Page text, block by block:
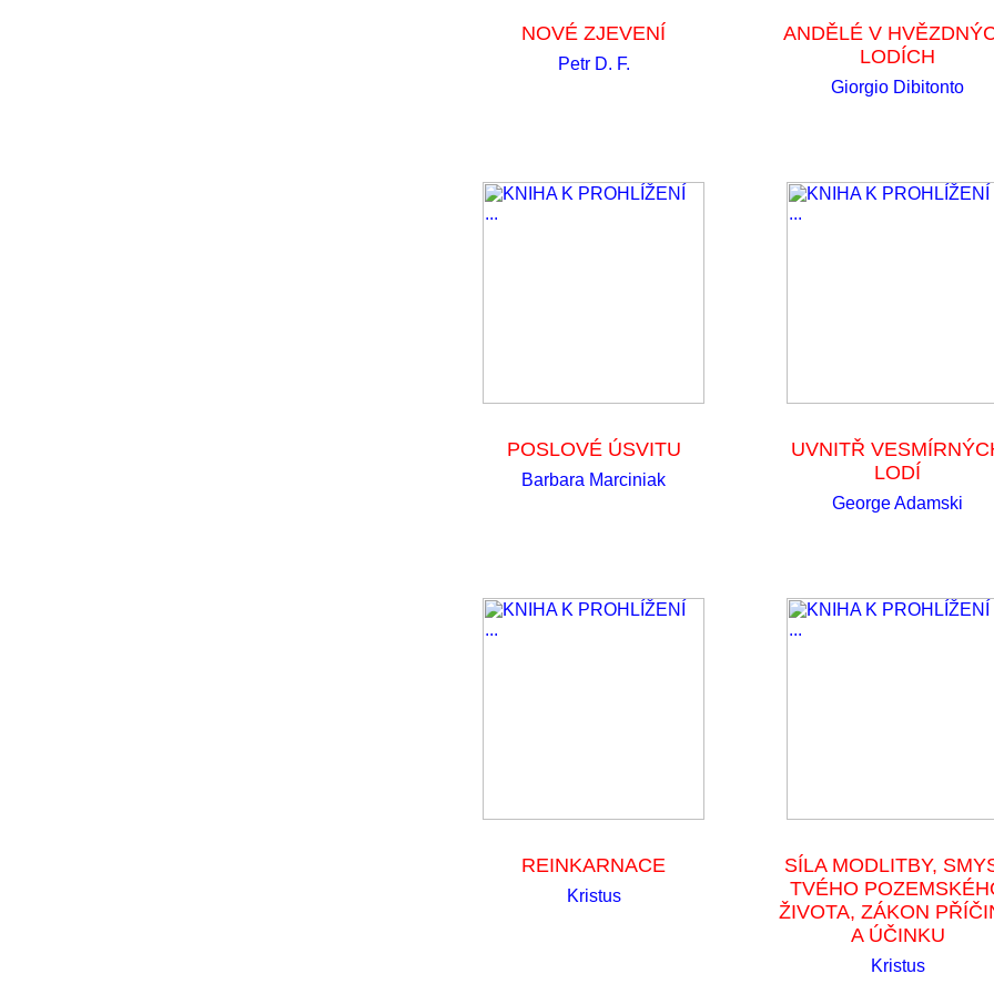
NOVÉ ZJEVENÍ
Petr D. F.
ANDĚLÉ V
LODÍCH
Giorgio Dibitonto
POSLOVÉ ÚSVITU
Barbara Marciniak
UVNITŘ
LODÍ
George Adamski
REINKARNACE
Kristus
SÍLA MODLITBY,
TVÉHO
ŽIVOTA, ZÁKON
A ÚČINKU
Kristus